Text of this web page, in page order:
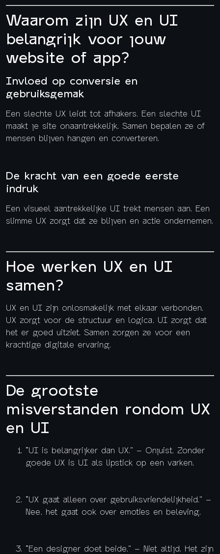
Waarom zijn UX en UI
belangrijk voor jouw
website of app?
Invloed op conversie en
gebruiksgemak
Een slechte UX leidt tot afhakers. Een slechte UI
maakt je site onaantrekkelijk. Samen bepalen ze of
mensen blijven hangen en converteren.
De kracht van een goede eerste
indruk
Een visueel aantrekkelijke UI trekt mensen aan. Een
slimme UX zorgt dat ze blijven en actie ondernemen.
Hoe werken UX en UI
samen?
UX en UI zijn onlosmakelijk met elkaar verbonden.
UX zorgt voor de structuur en logica, UI zorgt dat
het er goed uitziet. Samen zorgen ze voor een
krachtige digitale ervaring.
De grootste
misverstanden rondom UX
en UI
“UI is belangrijker dan UX.” – Onjuist. Zonder
goede UX is UI als lipstick op een varken.
“UX gaat alleen over gebruiksvriendelijkheid.” –
Nee, het gaat ook over emoties en beleving.
“Een designer doet beide.” – Niet altijd. Het zijn